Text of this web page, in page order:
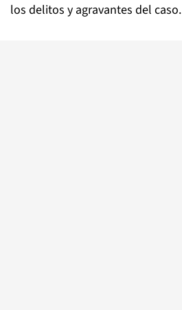
los delitos y agravantes del caso.